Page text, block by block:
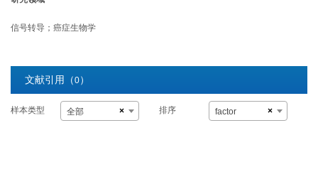
信号转导；癌症生物学
文献引用（0）
样本类型 ×
全部 排序 ×
factor